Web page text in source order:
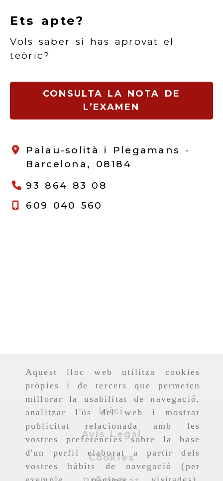
Aquest lloc web utilitza cookies
pròpies i de tercers que permeten
millorar la usabilitat de navegació,
analitzar l'ús del web i mostrar
publicitat relacionada amb les
vostres preferències sobre la base
d'un perfil elaborat a partir dels
vostres hàbits de navegació (per
Ets apte?
Vols saber si has aprovat el
teòric?
CONSULTA LA NOTA DE
L’EXAMEN
Palau-solità i Plegamans -
Barcelona, 08184
93 864 83 08
609 040 560
Inici
Avís Legal
Cookies